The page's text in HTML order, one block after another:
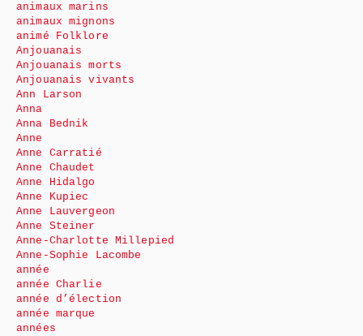
animaux marins
animaux mignons
animé Folklore
Anjouanais
Anjouanais morts
Anjouanais vivants
Ann Larson
Anna
Anna Bednik
Anne
Anne Carratié
Anne Chaudet
Anne Hidalgo
Anne Kupiec
Anne Lauvergeon
Anne Steiner
Anne-Charlotte Millepied
Anne-Sophie Lacombe
année
année Charlie
année d’élection
année marque
années